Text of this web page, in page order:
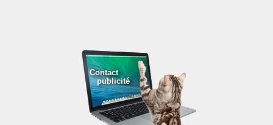
Contact
publicité